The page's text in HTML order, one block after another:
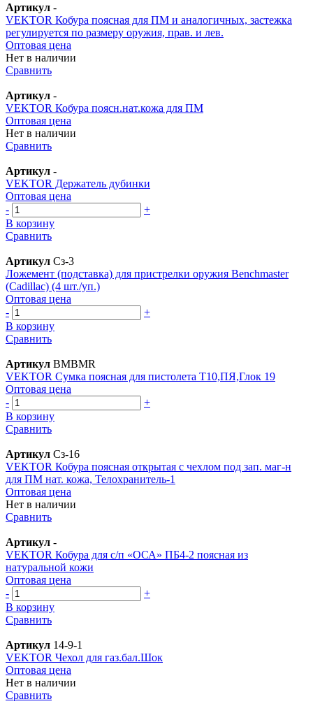
Артикул -
VEKTOR Кобура поясная для ПМ и аналогичных, застежка
регулируется по размеру оружия, прав. и лев.
Оптовая цена
Нет в наличии
Сравнить
Артикул -
VEKTOR Кобура поясн.нат.кожа для ПМ
Оптовая цена
Нет в наличии
Сравнить
Артикул -
VEKTOR Держатель дубинки
Оптовая цена
-
+
В корзину
Сравнить
Артикул Сз-3
Ложемент (подставка) для пристрелки оружия Benchmaster
(Cadillac) (4 шт./уп.)
Оптовая цена
-
+
В корзину
Сравнить
Артикул BMBMR
VEKTOR Сумка поясная для пистолета Т10,ПЯ,Глок 19
Оптовая цена
-
+
В корзину
Сравнить
Артикул Сз-16
VEKTOR Кобура поясная открытая с чехлом под зап. маг-н
для ПМ нат. кожа, Телохранитель-1
Оптовая цена
Нет в наличии
Сравнить
Артикул -
VEKTOR Кобура для с/п «ОСА» ПБ4-2 поясная из
натуральной кожи
Оптовая цена
-
+
В корзину
Сравнить
Артикул 14-9-1
VEKTOR Чехол для газ.бал.Шок
Оптовая цена
Нет в наличии
Сравнить